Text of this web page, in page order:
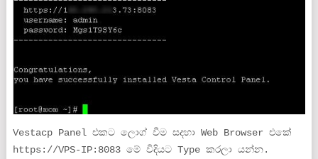
Vestacp Panel එකට ලොග් වීම සදහා Web Browser එකේ
https://VPS-IP:8083 මේ විදියට Type කරලා යන්න.